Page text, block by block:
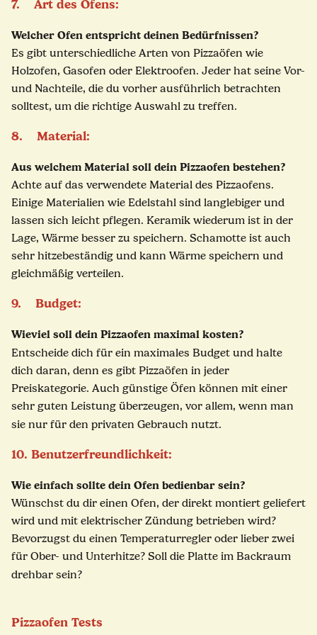
7. Art des Ofens:
Welcher Ofen entspricht deinen Bedürfnissen?
Es gibt unterschiedliche Arten von Pizzaöfen wie
Holzofen, Gasofen oder Elektroofen. Jeder hat seine Vor-
und Nachteile, die du vorher ausführlich betrachten
solltest, um die richtige Auswahl zu treffen.
8. Material:
Aus welchem Material soll dein Pizzaofen bestehen?
Achte auf das verwendete Material des Pizzaofens.
Einige Materialien wie Edelstahl sind langlebiger und
lassen sich leicht pflegen. Keramik wiederum ist in der
Lage, Wärme besser zu speichern. Schamotte ist auch
sehr hitzebeständig und kann Wärme speichern und
gleichmäßig verteilen.
9. Budget:
Wieviel soll dein Pizzaofen maximal kosten?
Entscheide dich für ein maximales Budget und halte
dich daran, denn es gibt Pizzaöfen in jeder
Preiskategorie. Auch günstige Öfen können mit einer
sehr guten Leistung überzeugen, vor allem, wenn man
sie nur für den privaten Gebrauch nutzt.
10. Benutzerfreundlichkeit:
Wie einfach sollte dein Ofen bedienbar sein?
Wünschst du dir einen Ofen, der direkt montiert geliefert
wird und mit elektrischer Zündung betrieben wird?
Bevorzugst du einen Temperaturregler oder lieber zwei
für Ober- und Unterhitze? Soll die Platte im Backraum
drehbar sein?
Pizzaofen Tests